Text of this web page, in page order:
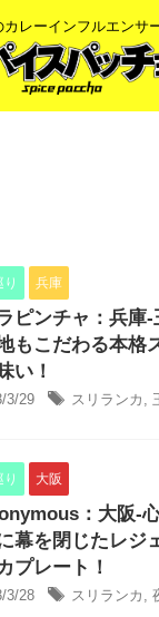
カレーインフルエンサ
兵庫
ラピンチャ：兵庫
もこだわる本格
い！
3/29 スリランカ ,
大阪
：大阪-
幕を閉じたレジ
プレート！
3/28 スリランカ ,